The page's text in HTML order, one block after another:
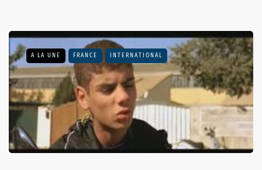
A LA UNE FRANCE INTERNATIONAL